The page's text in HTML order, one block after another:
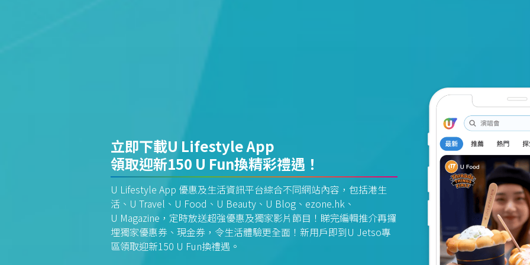
立即下載U Lifestyle App
領取迎新150 U Fun換精彩禮遇！
U Lifestyle App 優惠及生活資訊平台綜合不同網站內容，包括港生
活、U Travel、U Food、U Beauty、U Blog、ezone.hk、
U Magazine，定時放送超強優惠及獨家影片節目！睇完編輯推介再攞
埋獨家優惠券、現金券，令生活體驗更全面！新用戶即到U Jetso專
區領取迎新150 U Fun換禮遇。